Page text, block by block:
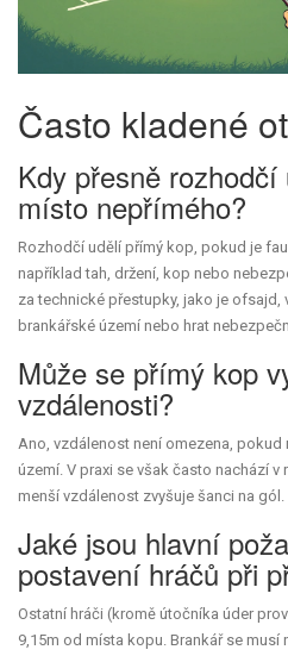
Často kladené
Kdy přesně
místo nepřímého?
Rozhodčí udělí přímý kop, pokud je
například tah, držení, kop nebo
za technické přestupky, jako je ofsajd,
brankářské území nebo hrat
Může se přímý kop
vzdálenosti?
Ano, vzdálenost není omezena, pokud
území. V praxi se však často nachází v
menší vzdálenost zvyšuje šanci na gól.
Jaké jsou hlavní
postavení hráčů při
Ostatní hráči (kromě útočníka úder
9,15m od místa kopu. Brankář se musí